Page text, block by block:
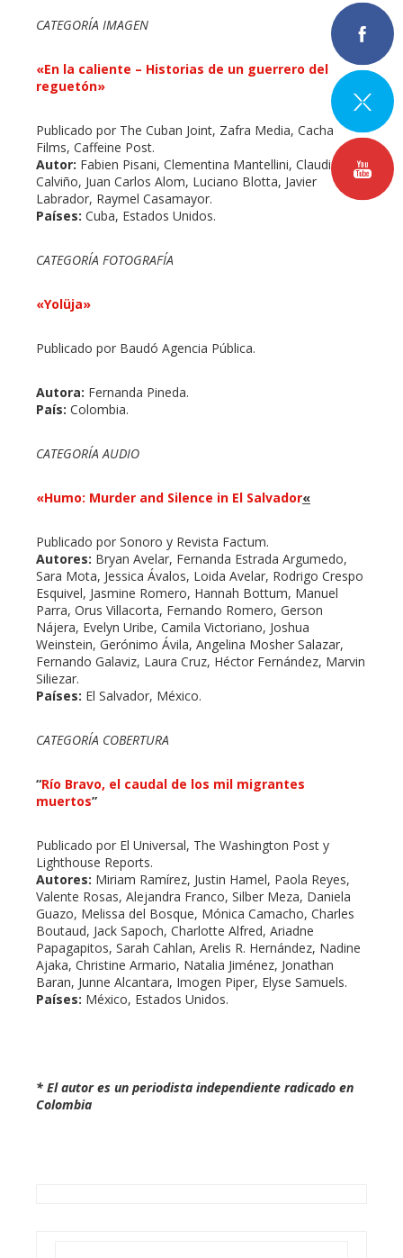
CATEGORÍA IMAGEN
«En la caliente – Historias de un guerrero del
reguetón»
Publicado por The Cuban Joint, Zafra Media, Cacha
Films, Caffeine Post.
Autor: Fabien Pisani, Clementina Mantellini, Claudia
Calviño, Juan Carlos Alom, Luciano Blotta, Javier
Labrador, Raymel Casamayor.
Países: Cuba, Estados Unidos.
CATEGORÍA FOTOGRAFÍA
«Yolüja»
Publicado por Baudó Agencia Pública.
Autora: Fernanda Pineda.
País: Colombia.
CATEGORÍA AUDIO
«Humo: Murder and Silence in El Salvador«
Publicado por Sonoro y Revista Factum.
Autores: Bryan Avelar, Fernanda Estrada Argumedo,
Sara Mota, Jessica Ávalos, Loida Avelar, Rodrigo Crespo
Esquivel, Jasmine Romero, Hannah Bottum, Manuel
Parra, Orus Villacorta, Fernando Romero, Gerson
Nájera, Evelyn Uribe, Camila Victoriano, Joshua
Weinstein, Gerónimo Ávila, Angelina Mosher Salazar,
Fernando Galaviz, Laura Cruz, Héctor Fernández, Marvin
Siliezar.
Países: El Salvador, México.
CATEGORÍA COBERTURA
“Río Bravo, el caudal de los mil migrantes
muertos”
Publicado por El Universal, The Washington Post y
Lighthouse Reports.
Autores: Miriam Ramírez, Justin Hamel, Paola Reyes,
Valente Rosas, Alejandra Franco, Silber Meza, Daniela
Guazo, Melissa del Bosque, Mónica Camacho, Charles
Boutaud, Jack Sapoch, Charlotte Alfred, Ariadne
Papagapitos, Sarah Cahlan, Arelis R. Hernández, Nadine
Ajaka, Christine Armario, Natalia Jiménez, Jonathan
Baran, Junne Alcantara, Imogen Piper, Elyse Samuels.
Países: México, Estados Unidos.
* El autor es un periodista independiente radicado en
Colombia